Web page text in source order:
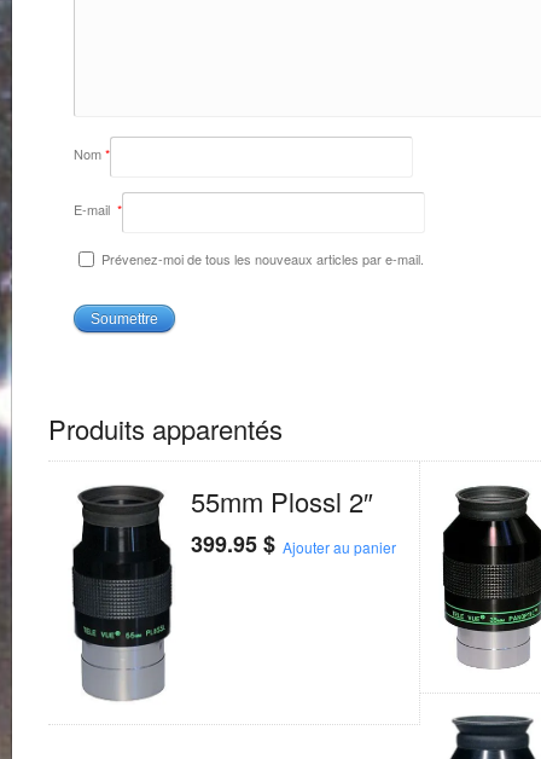
Nom*
E-mail *
Prévenez-moi de tous les nouveaux articles par e-mail.
Produits apparentés
55mm Plossl 2″
399.95$ Ajouter au panier